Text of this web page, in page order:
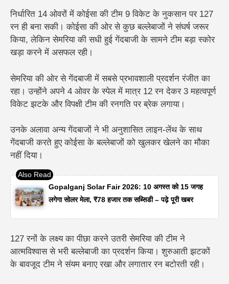
निर्धारित 14 ओवरों में कोईसा की टीम 9 विकेट के नुकसान पर 127
रन ही बना सकी। कोईसा की ओर से कुछ बल्लेबाजों ने संघर्ष जरूर
किया, लेकिन सेमरिया की सधी हुई गेंदबाजी के सामने टीम बड़ा स्कोर
खड़ा करने में असफल रही।
सेमरिया की ओर से गेंदबाजी में सबसे प्रभावशाली प्रदर्शन रंजीत का
रहा। उन्होंने अपने 4 ओवर के स्पेल में मात्र 12 रन देकर 3 महत्वपूर्ण
विकेट झटके और विपक्षी टीम की रनगति पर ब्रेक लगाया।
उनके अलावा अन्य गेंदबाजों ने भी अनुशासित लाइन-लेंथ के साथ
गेंदबाजी करते हुए कोईसा के बल्लेबाजों को खुलकर खेलने का मौका
नहीं दिया।
Gopalganj Solar Fair 2026: 10 अगस्त को 15 जगह
लगेगा सोलर मेला, ₹78 हजार तक सब्सिडी – पढ़े पूरी खबर
127 रनों के लक्ष्य का पीछा करने उतरी सेमरिया की टीम ने
आत्मविश्वास से भरी बल्लेबाजी का प्रदर्शन किया। शुरुआती झटकों
के बावजूद टीम ने संयम बनाए रखा और लगातार रन बटोरती रही।